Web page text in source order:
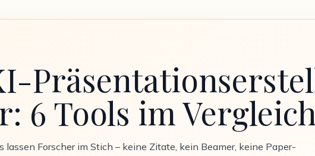
6 Tools im
lassen Forscher im Stich – keine Zitate, kein Beamer, keine Paper-